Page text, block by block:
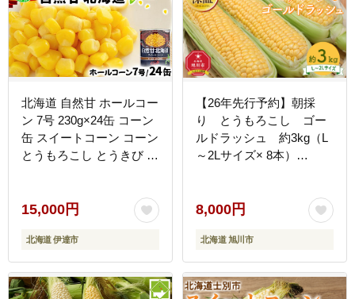
北海道 自然甘 ホールコー
ン 7号 230g×24缶 コーン
缶 スイートコーン コーン
とうもろこし とうきび ト
クレードル 送料無料 伊達
15,000円
北海道 伊達市
【26年先行予約】朝採
り とうもろこし ゴー
ルドラッシュ 約3kg（L
～2Lサイズ× 8本）
道産 糖度 生 野菜 スイー
トコーン 産地直送 バーベ
キュー BBQ コーン 旬 お
取り寄せ 旭川市 北海道
】_04659
8,000円
北海道 旭川市